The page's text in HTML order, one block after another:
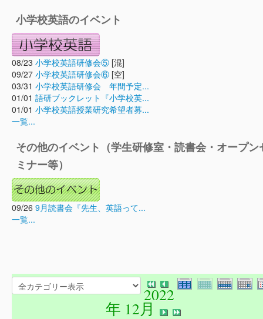
小学校英語のイベント
08/23 小学校英語研修会⑤ [混]
09/27 小学校英語研修会⑥ [空]
03/31 小学校英語研修会 年間予定...
01/01 語研ブックレット『小学校英...
01/01 小学校英語授業研究希望者募...
一覧...
その他のイベント（学生研修室・読書会・オープン
ミナー等）
09/26 9月読書会『先生、英語って...
一覧...
2022
年 12月